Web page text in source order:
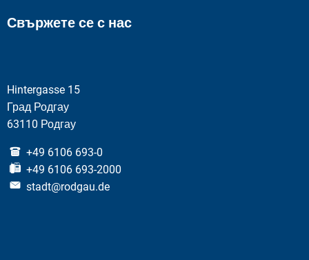
Свържете се с нас
Hintergasse 15
Град Родгау
63110 Родгау
+49 6106 693-0
+49 6106 693-2000
stadt@rodgau.de